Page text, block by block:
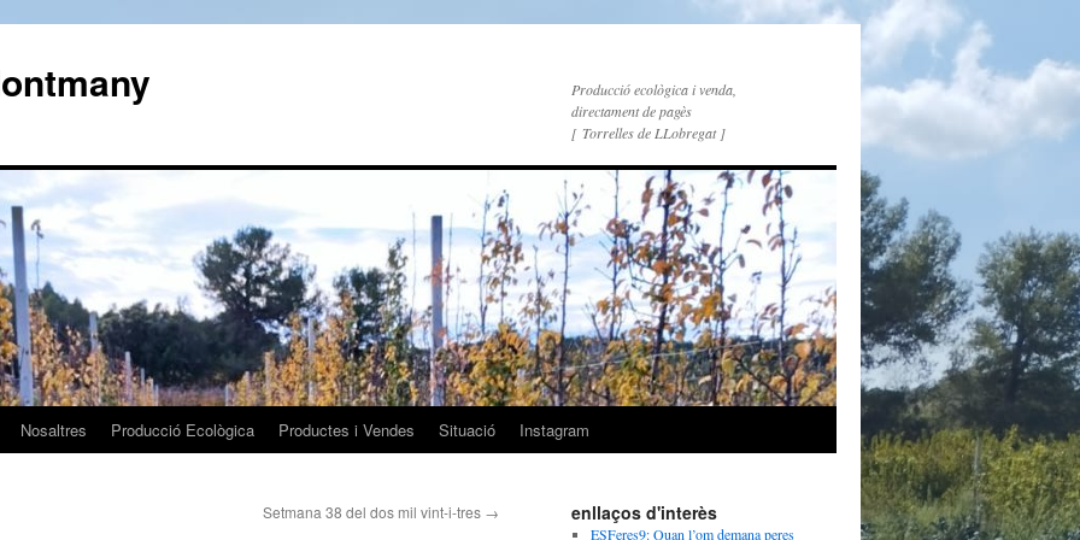
Producció ecològica i venda,
directament de pagès
[ Torrelles de LLobregat ]
Nosaltres Producció Ecològica Productes i Vendes Situació Instagram
Setmana 38 del dos mil vint-i-tres → enllaços d'interès
ESFeres9: Quan l’om demana peres